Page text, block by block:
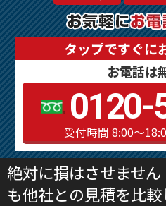
タップですぐに
お電話は
0120-
受付時間 8:00～
絶対に損はさせませ
も他社との見積を比較